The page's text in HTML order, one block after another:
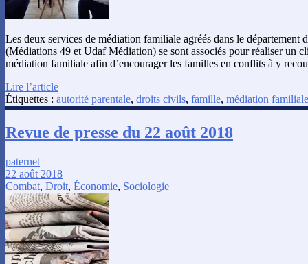
Les deux services de médiation familiale agréés dans le département
(Médiations 49 et Udaf Médiation) se sont associés pour réaliser un
médiation familiale afin d’encourager les familles en conflits à y
Lire l’article
Étiquettes : autorité parentale, droits civils, famille, médiation familiale
Revue de presse du 22 août 2018
paternet
22 août 2018
Combat, Droit, Économie, Sociologie